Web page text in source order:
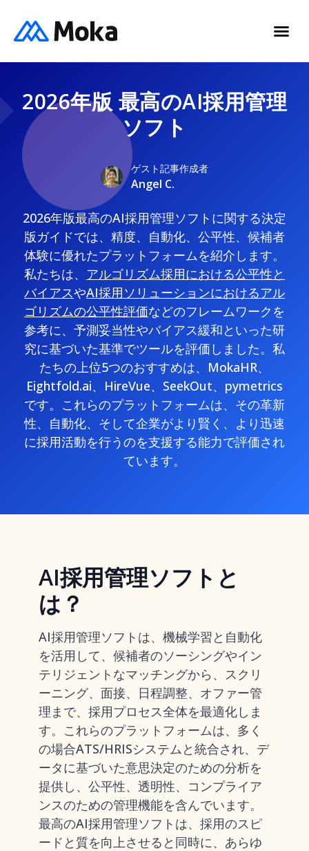
2026年版 最高のAI採用管理
ソフト
ゲスト記事作成者
Angel C.
2026年版最高のAI採用管理ソフトに関する決定
版ガイドでは、精度、自動化、公平性、候補者
体験に優れたプラットフォームを紹介します。
私たちは、 アルゴリズム採用における公平性と
バイアスやAI採用ソリューションにおけるアル
ゴリズムの公平性評価などのフレームワークを
参考に、予測妥当性やバイアス緩和といった研
究に基づいた基準でツールを評価しました。私
たちの上位5つのおすすめは、MokaHR、
Eightfold.ai、HireVue、SeekOut、pymetrics
です。これらのプラットフォームは、その革新
性、自動化、そして企業がより賢く、より迅速
に採用活動を行うのを支援する能力で評価され
ています。
AI採用管理ソフトと
は？
AI採用管理ソフトは、機械学習と自動化
を活用して、候補者のソーシングやイン
テリジェントなマッチングから、スクリ
ーニング、面接、日程調整、オファー管
理まで、採用プロセス全体を最適化しま
す。これらのプラットフォームは、多く
の場合ATS/HRISシステムと統合され、デ
ータに基づいた意思決定のための分析を
提供し、公平性、透明性、コンプライア
ンスのための管理機能を含んでいます。
最高のAI採用管理ソフトは、採用のスピ
ードと質を向上させると同時に、あらゆ